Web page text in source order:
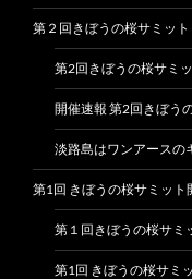
第２回きぼうの桜サミット
第2回きぼうの桜サミ
開催速報 第2回きぼう
淡路島はワンアースの
第1回 きぼうの桜サミット
第１回きぼうの桜サミ
第1回 きぼうの桜サミ